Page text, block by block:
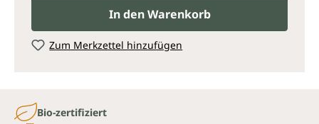
In den Warenkorb
Zum Merkzettel hinzufügen
Bio-zertifiziert